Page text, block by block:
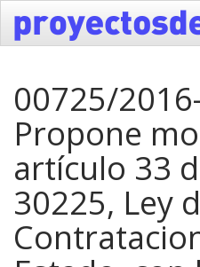
00725/
Propone
artículo 33
30225, Ley